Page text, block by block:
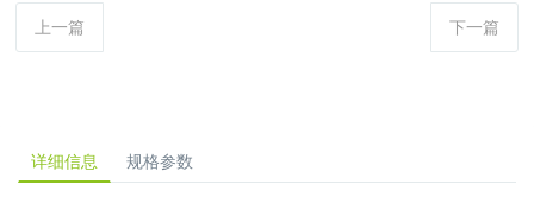
上一篇 下一篇
详细信息 规格参数